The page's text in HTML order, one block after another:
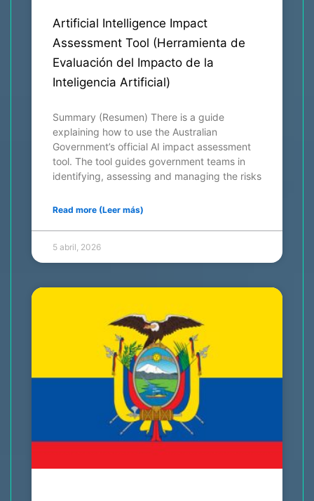
Artificial Intelligence Impact
Assessment Tool (Herramienta de
Evaluación del Impacto de la
Inteligencia Artificial)
Summary (Resumen) There is a guide
explaining how to use the Australian
Government’s official AI impact assessment
tool. The tool guides government teams in
identifying, assessing and managing the risks
Read more (Leer más)
5 abril, 2026